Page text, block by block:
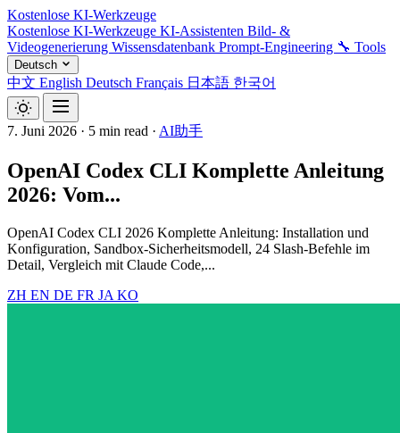
Kostenlose KI-Werkzeuge
Kostenlose KI-Werkzeuge KI-Assistenten Bild- &
Videogenerierung Wissensdatenbank Prompt-Engineering 🔧 Tools
Deutsch
中文 English Deutsch Français 日本語 한국어
7. Juni 2026 · 5 min read · AI助手
OpenAI Codex CLI Komplette Anleitung
2026: Vom...
OpenAI Codex CLI 2026 Komplette Anleitung: Installation und
Konfiguration, Sandbox-Sicherheitsmodell, 24 Slash-Befehle im
Detail, Vergleich mit Claude Code,...
ZH EN DE FR JA KO